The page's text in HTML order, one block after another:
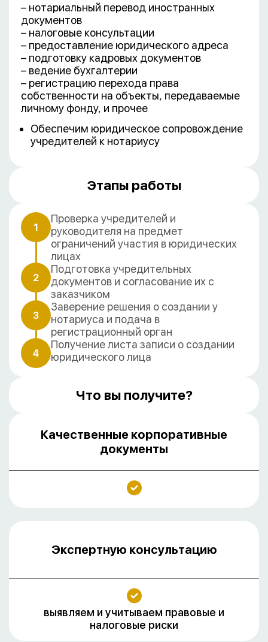
– нотариальный перевод иностранных
документов
– налоговые консультации
– предоставление юридического адреса
– подготовку кадровых документов
– ведение бухгалтерии
– регистрацию перехода права
собственности на объекты, передаваемые
личному фонду, и прочее
Обеспечим юридическое сопровождение
учредителей к нотариусу
Этапы работы
1
Проверка учредителей и
руководителя на предмет
ограничений участия в юридических
лицах
2
Подготовка учредительных
документов и согласование их с
заказчиком
3
Заверение решения о создании у
нотариуса и подача в
регистрационный орган
4
Получение листа записи о создании
юридического лица
Что вы получите?
Качественные корпоративные
документы
Экспертную консультацию
выявляем и учитываем правовые и
налоговые риски